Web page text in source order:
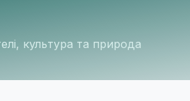
культура та природа